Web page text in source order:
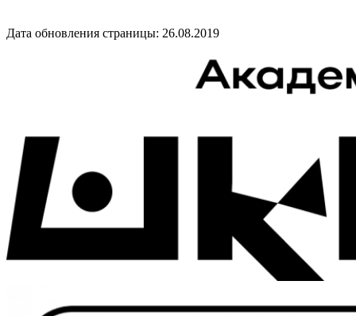
Дата обновления страницы: 26.08.2019